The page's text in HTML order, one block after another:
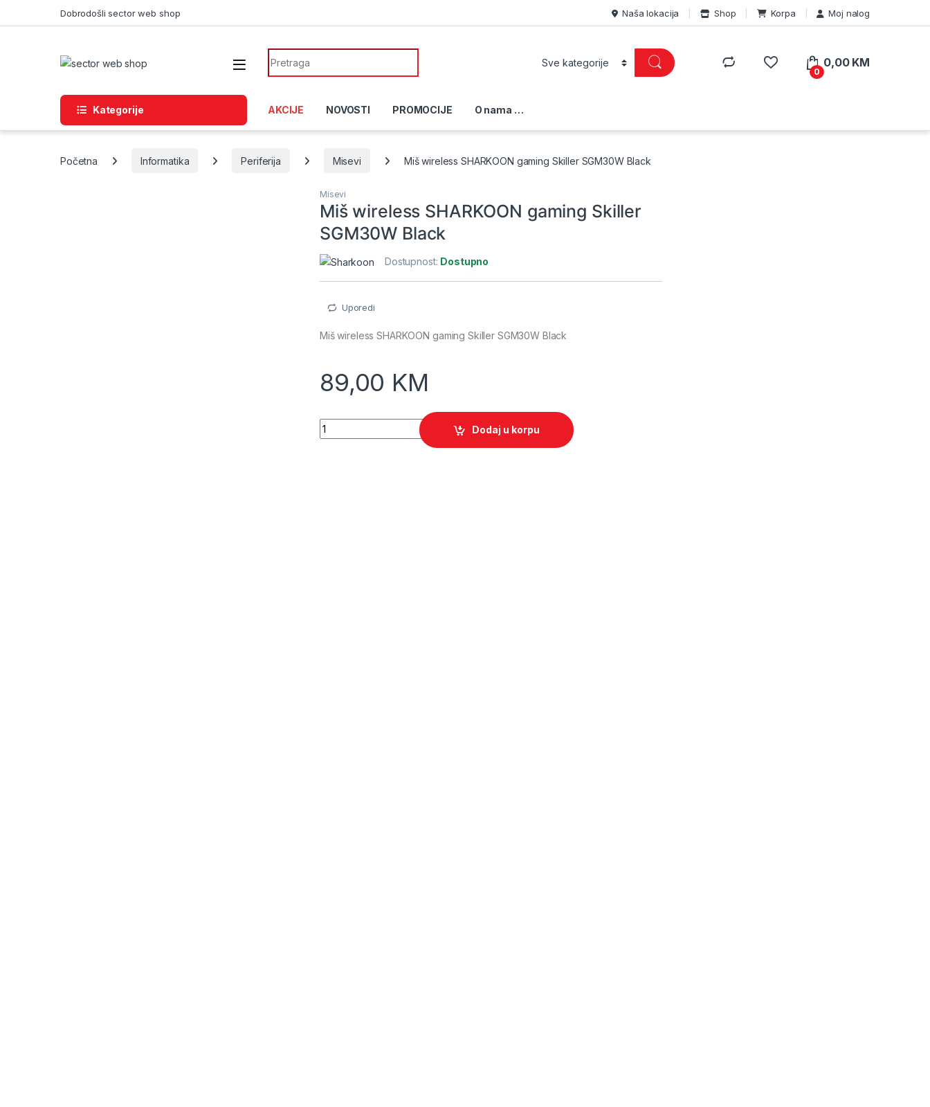
Dobrodošli sector web shop Naša lokacija Shop Korpa Moj nalog
Search for:
0
0,00 KM
Kategorije AKCIJE NOVOSTI PROMOCIJE O nama …
Početna Informatika Periferija Misevi Miš wireless SHARKOON gaming Skiller SGM30W Black
Misevi
Miš wireless SHARKOON gaming Skiller
SGM30W Black
Dostupnost: Dostupno
Uporedi
Miš wireless SHARKOON gaming Skiller SGM30W Black
89,00 KM
Miš wireless SHARKOON gaming Skiller SGM30W Black quantity
Dodaj u korpu